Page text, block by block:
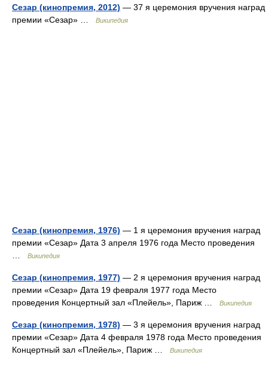
Сезар (кинопремия, 2012) — 37 я церемония вручения наград
премии «Сезар» …
Википедия
Сезар (кинопремия, 1976) — 1 я церемония вручения наград
премии «Сезар» Дата 3 апреля 1976 года Место проведения
Википедия
Сезар (кинопремия, 1977) — 2 я церемония вручения наград
премии «Сезар» Дата 19 февраля 1977 года Место
проведения Концертный зал «Плейель», Париж …
Википедия
Сезар (кинопремия, 1978) — 3 я церемония вручения наград
премии «Сезар» Дата 4 февраля 1978 года Место проведения
Концертный зал «Плейель», Париж …
Википедия